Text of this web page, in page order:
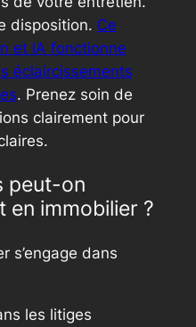
disposition. Ce
et IA fonctionne
éclaircissements
. Prenez soin de
clairement pour
peut-on
en immobilier ?
s’engage dans
les litiges